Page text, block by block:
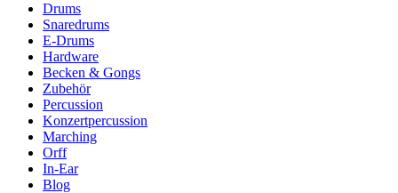
Drums
Snaredrums
E-Drums
Hardware
Becken & Gongs
Zubehör
Percussion
Konzertpercussion
Marching
Orff
In-Ear
Blog